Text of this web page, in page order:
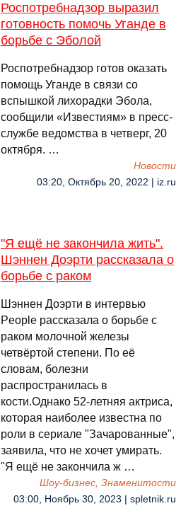
Роспотребнадзор выразил
готовность помочь Уганде в
борьбе с Эболой
Роспотребнадзор готов оказать
помощь Уганде в связи со
вспышкой лихорадки Эбола,
сообщили «Известиям» в пресс-
службе ведомства в четверг, 20
октября. …
Новости
03:20, Октябрь 20, 2022 | iz.ru
"Я ещё не закончила жить".
Шэннен Доэрти рассказала о
борьбе с раком
Шэннен Доэрти в интервью
People рассказала о борьбе с
раком молочной железы
четвёртой степени. По её
словам, болезни
распространилась в
кости.Однако 52-летняя актриса,
которая наиболее известна по
роли в сериале "Зачарованные",
заявила, что не хочет умирать.
"Я ещё не закончила ж …
Шоу-бизнес, Знаменитости
03:00, Ноябрь 30, 2023 | spletnik.ru